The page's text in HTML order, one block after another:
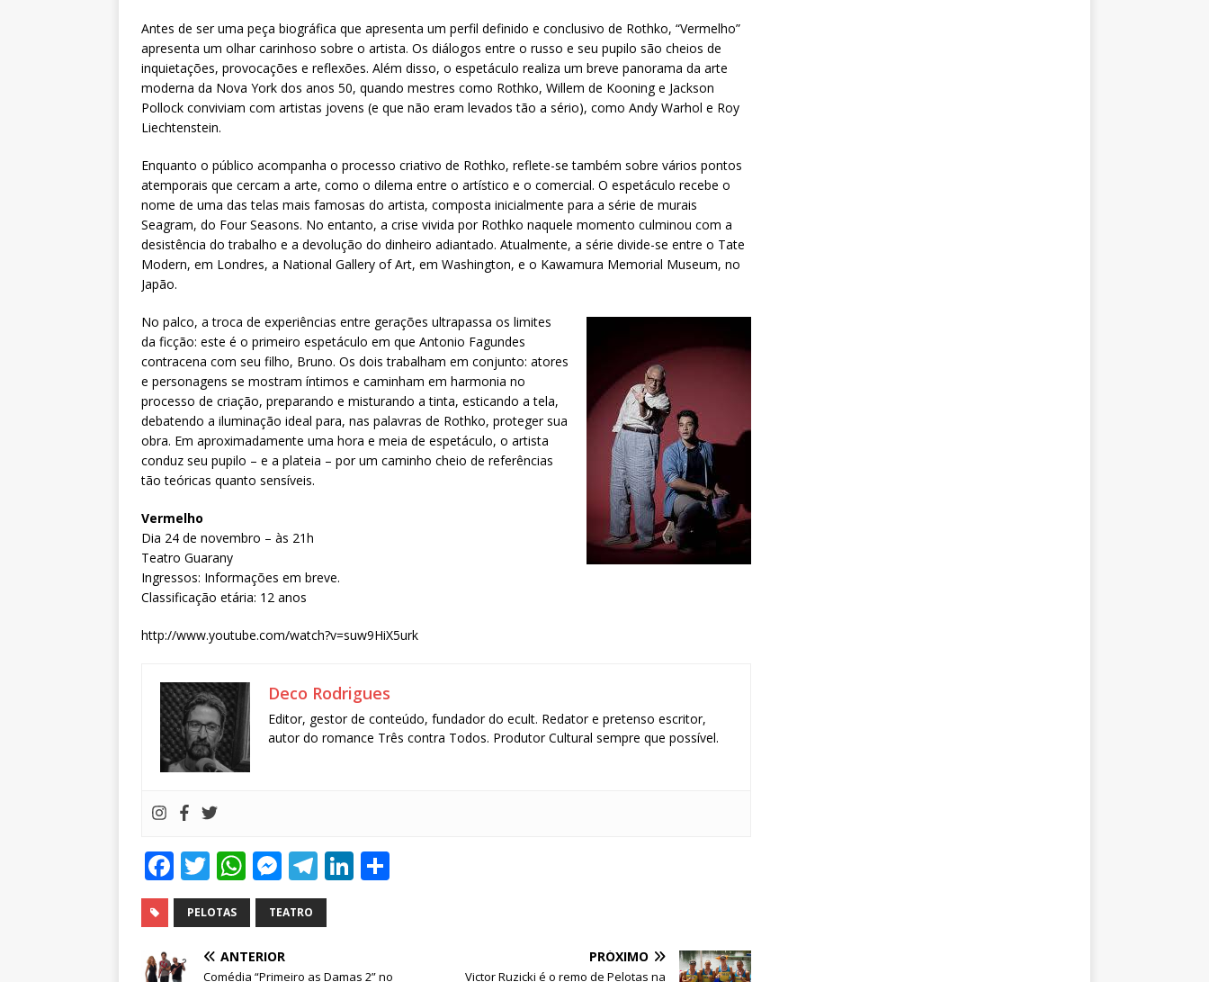
Antes de ser uma peça biográfica que apresenta um perfil definido e conclusivo de Rothko, “Vermelho”
apresenta um olhar carinhoso sobre o artista. Os diálogos entre o russo e seu pupilo são cheios de
inquietações, provocações e reflexões. Além disso, o espetáculo realiza um breve panorama da arte
moderna da Nova York dos anos 50, quando mestres como Rothko, Willem de Kooning e Jackson
Pollock conviviam com artistas jovens (e que não eram levados tão a sério), como Andy Warhol e Roy
Liechtenstein.
Enquanto o público acompanha o processo criativo de Rothko, reflete-se também sobre vários pontos
atemporais que cercam a arte, como o dilema entre o artístico e o comercial. O espetáculo recebe o
nome de uma das telas mais famosas do artista, composta inicialmente para a série de murais
Seagram, do Four Seasons. No entanto, a crise vivida por Rothko naquele momento culminou com a
desistência do trabalho e a devolução do dinheiro adiantado. Atualmente, a série divide-se entre o Tate
Modern, em Londres, a National Gallery of Art, em Washington, e o Kawamura Memorial Museum, no
Japão.
No palco, a troca de experiências entre gerações ultrapassa os limites
da ficção: este é o primeiro espetáculo em que Antonio Fagundes
contracena com seu filho, Bruno. Os dois trabalham em conjunto: atores
e personagens se mostram íntimos e caminham em harmonia no
processo de criação, preparando e misturando a tinta, esticando a tela,
debatendo a iluminação ideal para, nas palavras de Rothko, proteger sua
obra. Em aproximadamente uma hora e meia de espetáculo, o artista
conduz seu pupilo – e a plateia – por um caminho cheio de referências
tão teóricas quanto sensíveis.
Vermelho
Dia 24 de novembro – às 21h
Teatro Guarany
Ingressos: Informações em breve.
Classificação etária: 12 anos
http://www.youtube.com/watch?v=suw9HiX5urk
Deco Rodrigues
Editor, gestor de conteúdo, fundador do ecult. Redator e pretenso escritor,
autor do romance Três contra Todos. Produtor Cultural sempre que possível.
F
a
c
e
T
w
it
te
W
h
at
s
M
e
ss
e
T
el
e
Li
PELOTAS TEATRO
ANTERIOR
Comédia “Primeiro as Damas 2” no
PRÓXIMO
Victor Ruzicki é o remo de Pelotas na